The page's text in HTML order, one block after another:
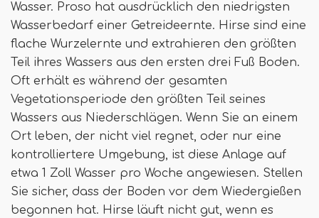
Wasser. Proso hat ausdrücklich den niedrigsten
Wasserbedarf einer Getreideernte. Hirse sind eine
flache Wurzelernte und extrahieren den größten
Teil ihres Wassers aus den ersten drei Fuß Boden.
Oft erhält es während der gesamten
Vegetationsperiode den größten Teil seines
Wassers aus Niederschlägen. Wenn Sie an einem
Ort leben, der nicht viel regnet, oder nur eine
kontrolliertere Umgebung, ist diese Anlage auf
etwa 1 Zoll Wasser pro Woche angewiesen. Stellen
Sie sicher, dass der Boden vor dem Wiedergießen
begonnen hat. Hirse läuft nicht gut, wenn es